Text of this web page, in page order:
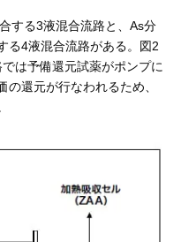
する3液混合流路と、As分
る4液混合流路がある。図2
は予備還元試薬がポンプに
還元が行なわれるため、